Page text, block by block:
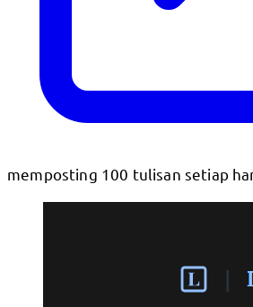
memposting 100 tulisan setiap